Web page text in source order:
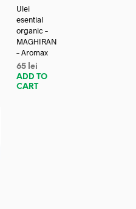
Ulei
esential
organic –
MAGHIRAN
– Aromax
65 lei
ADD TO
CART